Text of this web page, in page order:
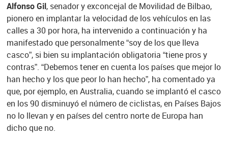
Alfonso Gil, senador y exconcejal de Movilidad de Bilbao,
pionero en implantar la velocidad de los vehículos en las
calles a 30 por hora, ha intervenido a continuación y ha
manifestado que personalmente “soy de los que lleva
casco”, si bien su implantación obligatoria “tiene pros y
contras”. “Debemos tener en cuenta los países que mejor lo
han hecho y los que peor lo han hecho”, ha comentado ya
que, por ejemplo, en Australia, cuando se implantó el casco
en los 90 disminuyó el número de ciclistas, en Países Bajos
no lo llevan y en países del centro norte de Europa han
dicho que no.